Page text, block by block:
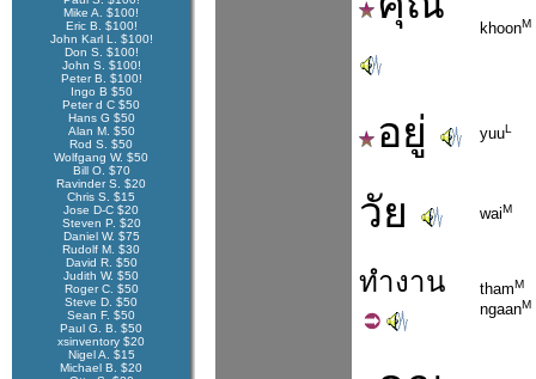
Mike A. $100!
Eric B. $100!
John Karl L. $100!
Don S. $100!
John S. $100!
Peter B. $100!
Ingo B $50
Peter d C $50
Hans G $50
Alan M. $50
Rod S. $50
Wolfgang W. $50
Bill O. $70
Ravinder S. $20
Chris S. $15
Jose D-C $20
Steven P. $20
Daniel W. $75
Rudolf M. $30
David R. $50
Judith W. $50
Roger C. $50
Steve D. $50
Sean F. $50
Paul G. B. $50
xsinventory $20
Nigel A. $15
Michael B. $20
khoonM
อยู่ yuuL
วัย waiM
ทำงาน thamM
ngaanM